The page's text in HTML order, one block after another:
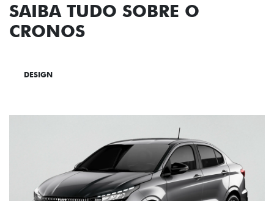
SAIBA TUDO SOBRE O
CRONOS
DESIGN